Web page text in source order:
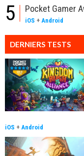
5 Pocket Gamer
iOS + Android
DERNIERS TESTS
iOS + Android